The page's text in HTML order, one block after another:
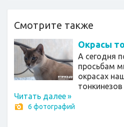
Смотрите также
Окрасы
А сегодня
просьбам
окрасах
Читать далее»
6 фотографий